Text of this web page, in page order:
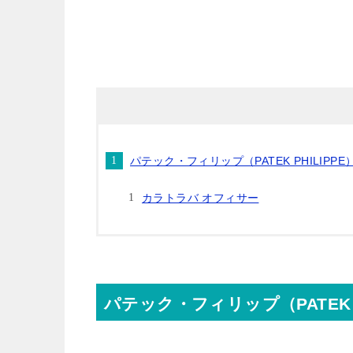
パテック・フィリップ（PATEK PHILIPPE）
カラトラバ オフィサー
パテック・フィリップ（PATEK